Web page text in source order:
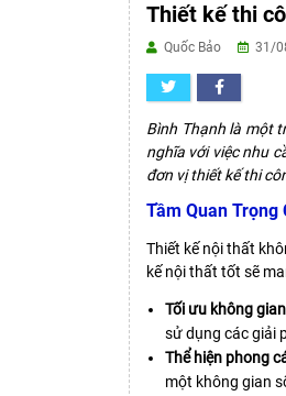
Thiết kế thi
Quốc Bảo 31/
Bình Thạnh là một
nghĩa với việc nhu
đơn vị thiết kế thi
Tầm Quan Trọng
Thiết kế nội thất
kế nội thất tốt sẽ
Tối ưu không
sử dụng các giải
Thể hiện phong
một không gian